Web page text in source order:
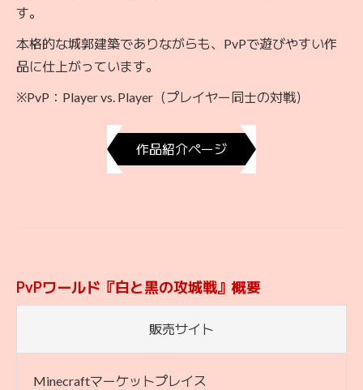
す。
本格的な城郭建築でありながらも、PvPで遊びやすい作
品に仕上がっています。
※PvP：Player vs. Player（プレイヤー同士の対戦）
作品紹介ページ
PvPワールド『白と黒の攻城戦』概要
販売サイト
Minecraftマーケットプレイス